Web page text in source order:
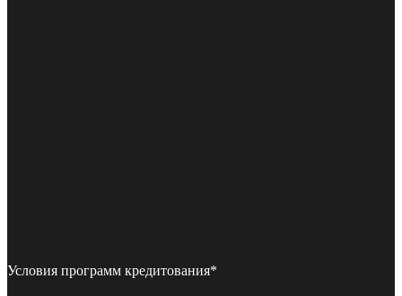
Условия программ кредитования*